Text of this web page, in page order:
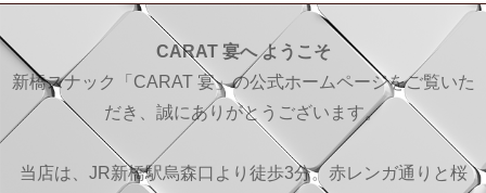
CARAT 宴へ ようこそ
新橋スナック「CARAT 宴」の公式ホームページをご覧いた
だき、誠にありがとうございます。
当店は、JR新橋駅烏森口より徒歩3分。赤レンガ通りと桜